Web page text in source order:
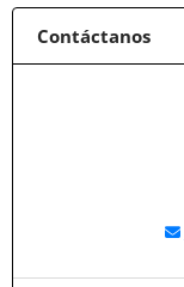
Contáctanos